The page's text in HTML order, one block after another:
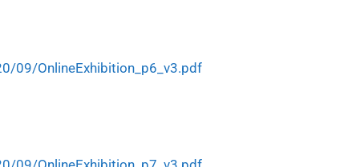
09/OnlineExhibition_p6_v3.pdf